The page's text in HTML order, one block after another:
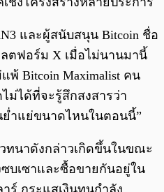
และผู้สนับสนุน Bitcoin ชื่อ
ตฟอร์ม X เมื่อไม่นานมานี้
แพ้ Bitcoin Maximalist คน
ม่ได้ที่จะรู้สึกสงสารว่า
ำแย่ขนาดไหนในตอนนี้”
ทนาดังกล่าวเกิดขึ้นในขณะ
ซบเซาและซื้อขายกันอยู่ใน